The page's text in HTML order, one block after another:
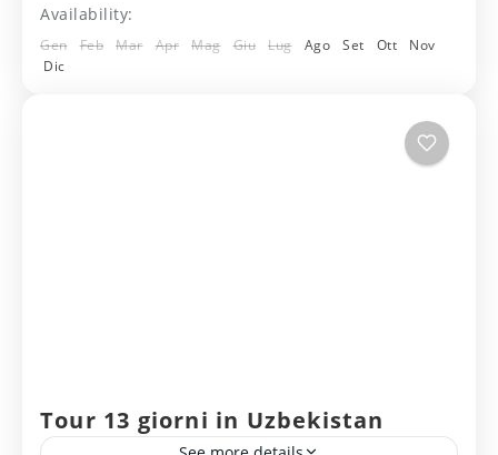
Bukhara - Shakhrisabz - Samarkanda -...
Uzbekistan
Medium
Availability:
Gen Feb Mar Apr Mag Giu Lug Ago Set Ott
Nov
Dic
Tour 13 giorni in Uzbekistan